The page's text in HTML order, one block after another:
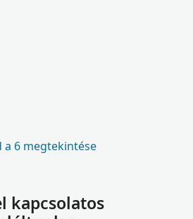
a 6 megtekintése
kapcsolatos